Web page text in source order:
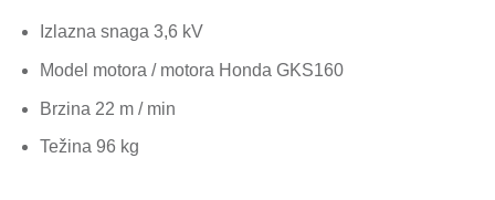
Izlazna snaga 3,6 kV
Model motora / motora Honda GKS160
Brzina 22 m / min
Težina 96 kg